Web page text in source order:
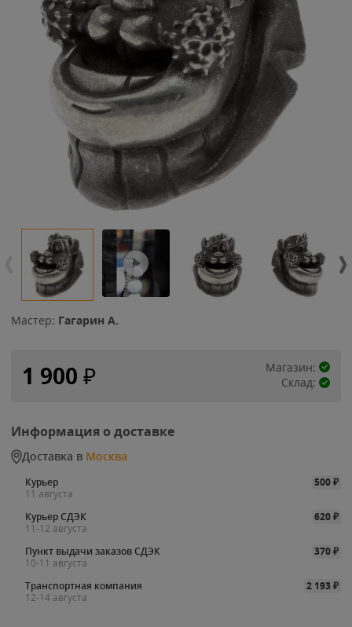
Мастер: Гагарин А.
1 900 ₽
Магазин:
Склад:
Информация о доставке
Доставка в Москва
Курьер 500₽
11 августа
Курьер СДЭК
620₽
11-12 августа
Пункт выдачи заказов СДЭК
370₽
10-11 августа
Транспортная компания
2 193₽
12-14 августа